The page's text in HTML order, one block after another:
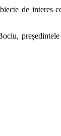
de interes